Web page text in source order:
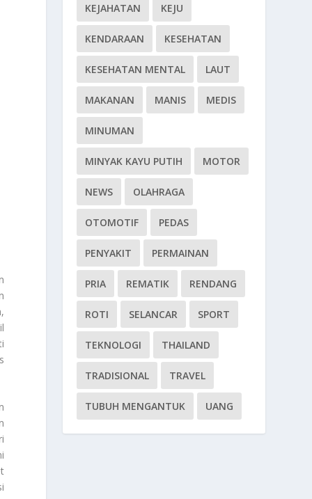
KEJAHATAN KEJU
KENDARAAN KESEHATAN
KESEHATAN MENTAL LAUT
MAKANAN MANIS MEDIS
MINUMAN
MINYAK KAYU PUTIH MOTOR
NEWS OLAHRAGA
OTOMOTIF PEDAS
PENYAKIT PERMAINAN
PRIA REMATIK RENDANG
ROTI SELANCAR SPORT
TEKNOLOGI THAILAND
TRADISIONAL TRAVEL
TUBUH MENGANTUK UANG